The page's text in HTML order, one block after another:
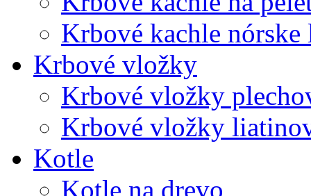
Krbové kachle
Krbové vložky
Krbové vložky
Krbové vložky
Kotle
Kotle na drevo